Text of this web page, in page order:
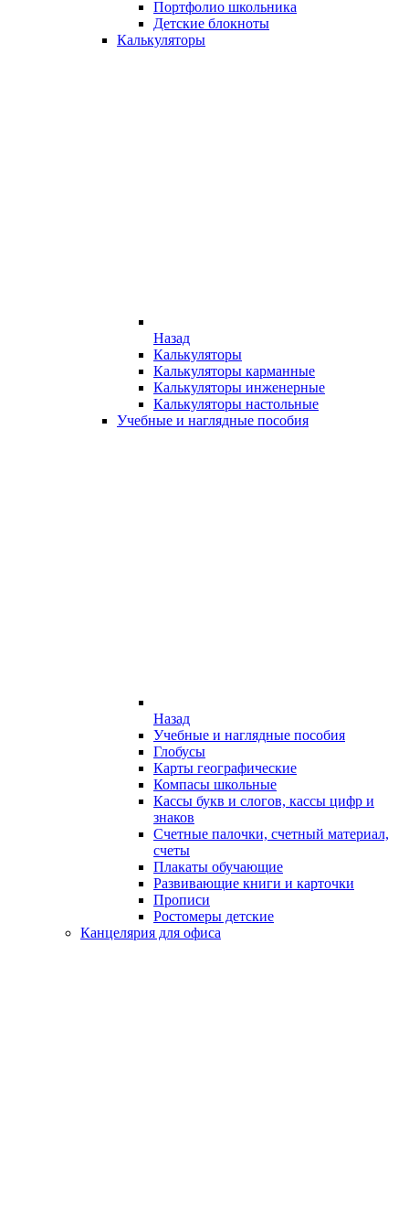
Портфолио школьника
Детские блокноты
Калькуляторы
Назад
Калькуляторы
Калькуляторы карманные
Калькуляторы инженерные
Калькуляторы настольные
Учебные и наглядные пособия
Назад
Учебные и наглядные пособия
Глобусы
Карты географические
Компасы школьные
Кассы букв и слогов, кассы цифр и
знаков
Счетные палочки, счетный материал,
счеты
Плакаты обучающие
Развивающие книги и карточки
Прописи
Ростомеры детские
Канцелярия для офиса